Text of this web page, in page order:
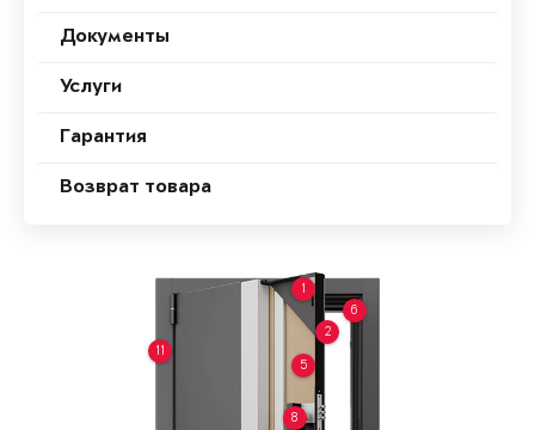
Документы
Услуги
Гарантия
Возврат товара
1
2
5
6
8
11